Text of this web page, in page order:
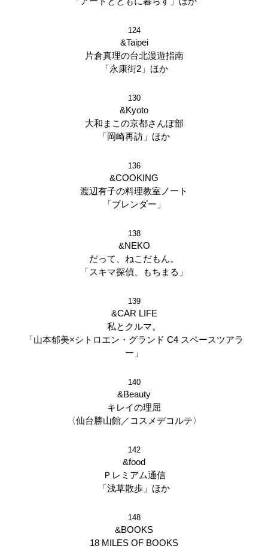
124
&Taipei
片倉真理の台北漫遊指南
「永康街2」ほか
130
&Kyoto
大和まこの京都さんぽ部
「岡崎再訪」ほか
136
&COOKING
渡辺有子の料理教室ノート
「ブレンダー」
138
&NEKO
だって、ねこだもん。
「スキマ探偵、もちまる」
139
&CAR LIFE
私とクルマ。
「山本郁美×シトロエン・グランド C4 スペースツアラ
ー」
140
&Beauty
キレイの理屈
〈仙台勝山館／コスメデコルテ〉
142
&food
Ｐレミアム通信
「浅草散歩」ほか
148
&BOOKS
18 MILES OF BOOKS